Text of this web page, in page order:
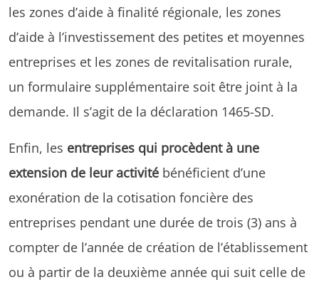
les zones d’aide à finalité régionale, les zones
d’aide à l’investissement des petites et moyennes
entreprises et les zones de revitalisation rurale,
un formulaire supplémentaire soit être joint à la
demande. Il s’agit de la déclaration 1465-SD.
Enfin, les entreprises qui procèdent à une
extension de leur activité bénéficient d’une
exonération de la cotisation foncière des
entreprises pendant une durée de trois (3) ans à
compter de l’année de création de l’établissement
ou à partir de la deuxième année qui suit celle de